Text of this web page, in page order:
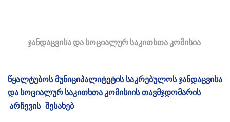
ჯანდაცვისა და სოციალურ საკითხთა კომისია
წყალტუბოსმუნიციპალიტეტის საკრებულოსჯანდაცვისა
დასოციალურ საკითხთაკომისიისთავმჯდომარის
არჩევის შესახებ